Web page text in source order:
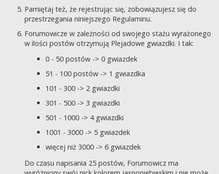
Pamiętaj też, że rejestrując się, zobowiązujesz się do
przestrzegania niniejszego Regulaminu.
Forumowicze w zależności od swojego stażu wyrażonego
w ilości postów otrzymują Plejadowe gwiazdki. I tak:
0 - 50 postów -> 0 gwiazdek
51 - 100 postów -> 1 gwiazdka
101 - 300 -> 2 gwiazdki
301 - 500 -> 3 gwiazdki
501 - 1000 -> 4 gwiazdki
1001 - 3000 -> 5 gwiazdek
więcej niż 3000 -> 6 gwiazdek
Do czasu napisania 25 postów, Forumowicz ma